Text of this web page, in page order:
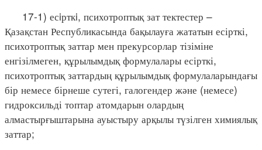
17-1) есiрткi, психотроптық зат тектестер –
Қазақстан Республикасында бақылауға жататын есірткі,
психотроптық заттар мен прекурсорлар тізіміне
енгізілмеген, құрылымдық формулалары есірткі,
психотроптық заттардың құрылымдық формулаларындағы
бір немесе бірнеше сутегі, галогендер және (немесе)
гидроксильді топтар атомдарын олардың
алмастырғыштарына ауыстыру арқылы түзілген химиялық
заттар;